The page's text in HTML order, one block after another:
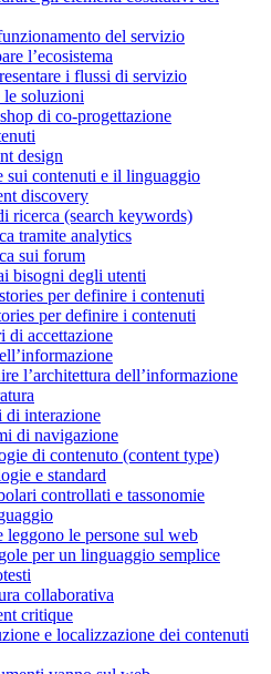
del servizio
l’ecosistema
i flussi di servizio
le soluzioni
di co-progettazione
design
sui contenuti e il linguaggio
discovery
ricerca (search keywords)
tramite analytics
sui forum
bisogni degli utenti
per definire i contenuti
per definire i contenuti
di accettazione
l’architettura dell’informazione
di interazione
di navigazione
di contenuto (content type)
e standard
controllati e tassonomie
leggono le persone sul web
per un linguaggio semplice
collaborativa
critique
e localizzazione dei contenuti